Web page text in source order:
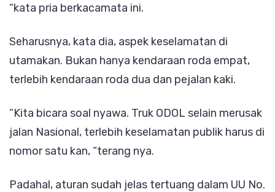
“kata pria berkacamata ini.
Seharusnya, kata dia, aspek keselamatan di
utamakan. Bukan hanya kendaraan roda empat,
terlebih kendaraan roda dua dan pejalan kaki.
“Kita bicara soal nyawa. Truk ODOL selain merusak
jalan Nasional, terlebih keselamatan publik harus di
nomor satu kan, “terang nya.
Padahal, aturan sudah jelas tertuang dalam UU No.